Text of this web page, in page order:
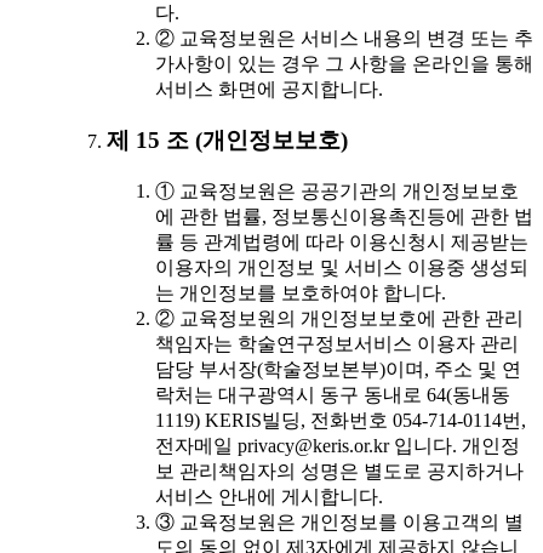
다.
② 교육정보원은 서비스 내용의 변경 또는 추
가사항이 있는 경우 그 사항을 온라인을 통해
서비스 화면에 공지합니다.
제 15 조 (개인정보보호)
① 교육정보원은 공공기관의 개인정보보호
에 관한 법률, 정보통신이용촉진등에 관한 법
률 등 관계법령에 따라 이용신청시 제공받는
이용자의 개인정보 및 서비스 이용중 생성되
는 개인정보를 보호하여야 합니다.
② 교육정보원의 개인정보보호에 관한 관리
책임자는 학술연구정보서비스 이용자 관리
담당 부서장(학술정보본부)이며, 주소 및 연
락처는 대구광역시 동구 동내로 64(동내동
1119) KERIS빌딩, 전화번호 054-714-0114번,
전자메일 privacy@keris.or.kr 입니다. 개인정
보 관리책임자의 성명은 별도로 공지하거나
서비스 안내에 게시합니다.
③ 교육정보원은 개인정보를 이용고객의 별
도의 동의 없이 제3자에게 제공하지 않습니